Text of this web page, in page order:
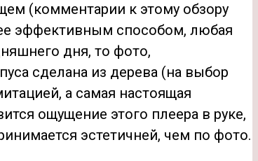
(комментарии к этому обзору
эффективным способом, любая
дня, то фото,
сделана из дерева (на выбор
а самая настоящая
ощущение этого плеера в руке,
эстетичней, чем по фото.